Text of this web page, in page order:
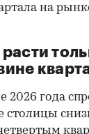
на
2026 года